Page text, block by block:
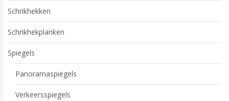
Schrikhekken
Schrikhekplanken
Spiegels
Panoramaspiegels
Verkeersspiegels